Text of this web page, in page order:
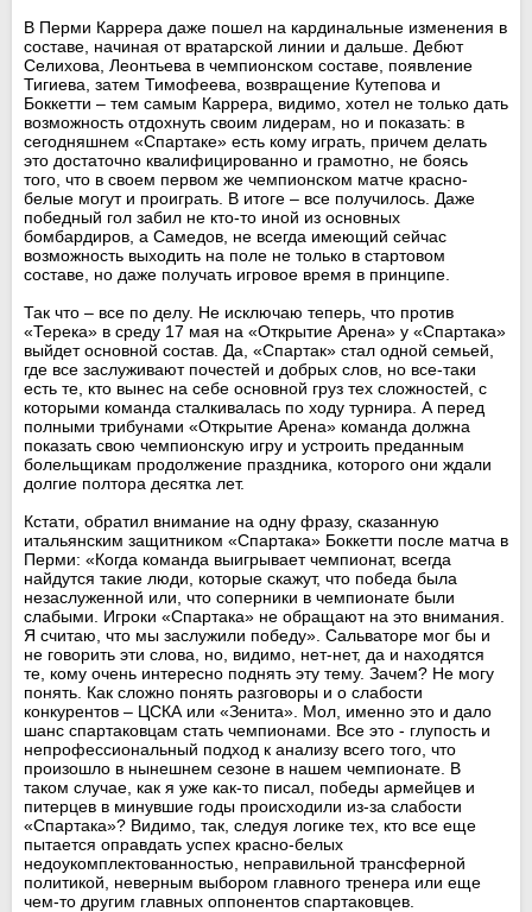
В Перми Каррера даже пошел на кардинальные изменения в
составе, начиная от вратарской линии и дальше. Дебют
Селихова, Леонтьева в чемпионском составе, появление
Тигиева, затем Тимофеева, возвращение Кутепова и
Боккетти – тем самым Каррера, видимо, хотел не только дать
возможность отдохнуть своим лидерам, но и показать: в
сегодняшнем «Спартаке» есть кому играть, причем делать
это достаточно квалифицированно и грамотно, не боясь
того, что в своем первом же чемпионском матче красно-
белые могут и проиграть. В итоге – все получилось. Даже
победный гол забил не кто-то иной из основных
бомбардиров, а Самедов, не всегда имеющий сейчас
возможность выходить на поле не только в стартовом
составе, но даже получать игровое время в принципе.
Так что – все по делу. Не исключаю теперь, что против
«Терека» в среду 17 мая на «Открытие Арена» у «Спартака»
выйдет основной состав. Да, «Спартак» стал одной семьей,
где все заслуживают почестей и добрых слов, но все-таки
есть те, кто вынес на себе основной груз тех сложностей, с
которыми команда сталкивалась по ходу турнира. А перед
полными трибунами «Открытие Арена» команда должна
показать свою чемпионскую игру и устроить преданным
болельщикам продолжение праздника, которого они ждали
долгие полтора десятка лет.
Кстати, обратил внимание на одну фразу, сказанную
итальянским защитником «Спартака» Боккетти после матча в
Перми: «Когда команда выигрывает чемпионат, всегда
найдутся такие люди, которые скажут, что победа была
незаслуженной или, что соперники в чемпионате были
слабыми. Игроки «Спартака» не обращают на это внимания.
Я считаю, что мы заслужили победу». Сальваторе мог бы и
не говорить эти слова, но, видимо, нет-нет, да и находятся
те, кому очень интересно поднять эту тему. Зачем? Не могу
понять. Как сложно понять разговоры и о слабости
конкурентов – ЦСКА или «Зенита». Мол, именно это и дало
шанс спартаковцам стать чемпионами. Все это - глупость и
непрофессиональный подход к анализу всего того, что
произошло в нынешнем сезоне в нашем чемпионате. В
таком случае, как я уже как-то писал, победы армейцев и
питерцев в минувшие годы происходили из-за слабости
«Спартака»? Видимо, так, следуя логике тех, кто все еще
пытается оправдать успех красно-белых
недоукомплектованностью, неправильной трансферной
политикой, неверным выбором главного тренера или еще
чем-то другим главных оппонентов спартаковцев.